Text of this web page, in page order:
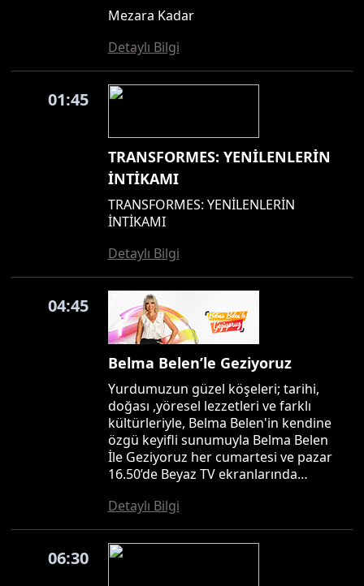
Mezara Kadar
Detaylı Bilgi
01:45
TRANSFORMES: YENİLENLERİN
İNTİKAMI
TRANSFORMES: YENİLENLERİN
İNTİKAMI
Detaylı Bilgi
04:45
Belma Belen’le Geziyoruz
Yurdumuzun güzel köşeleri; tarihi,
doğası ,yöresel lezzetleri ve farklı
kültürleriyle, Belma Belen'in kendine
özgü keyifli sunumuyla Belma Belen
İle Geziyoruz her cumartesi ve pazar
16.50’de Beyaz TV ekranlarında…
Detaylı Bilgi
06:30